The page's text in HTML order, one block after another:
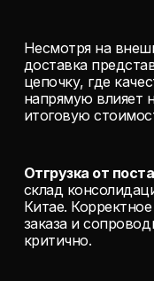
Несмотря на
доставка
цепочку, где
напрямую влияет
итоговую
Отгрузка от
склад
Китае.
заказа и
критично.